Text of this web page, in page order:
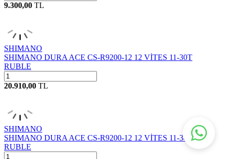
9.300,00 TL
SHIMANO
SHIMANO DURA ACE CS-R9200-12 12 VİTES 11-30T
RUBLE
20.910,00 TL
SHIMANO
SHIMANO DURA ACE CS-R9200-12 12 VİTES 11-34T
RUBLE